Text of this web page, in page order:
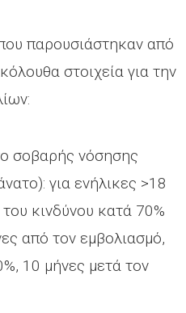
παρουσιάστηκαν από
στοιχεία για την
σοβαρής νόσησης
για ενήλικες >18
κινδύνου κατά 70%
από τον εμβολιασμό,
10 μήνες μετά τον